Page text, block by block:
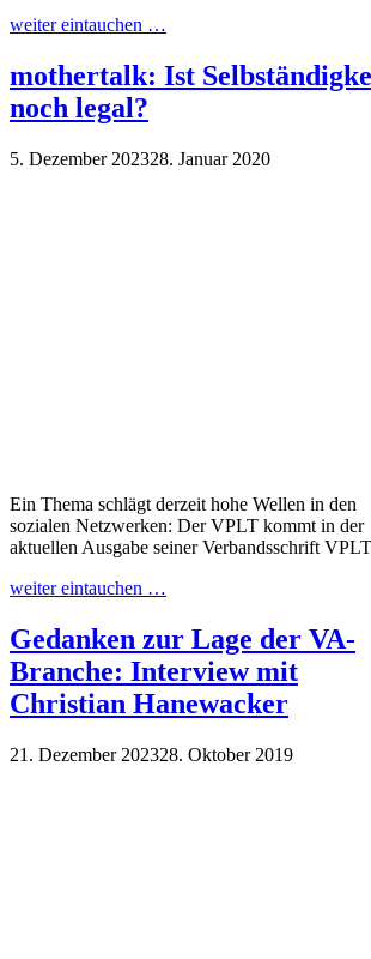
weiter eintauchen …
mothertalk: Ist
noch legal?
5. Dezember 202328. Januar 2020
Ein Thema schlägt derzeit hohe Wellen in den
sozialen Netzwerken: Der VPLT kommt in der
aktuellen Ausgabe seiner Verbandsschrift
weiter eintauchen …
Gedanken zur Lage der VA-
Branche: Interview mit
Christian Hanewacker
21. Dezember 202328. Oktober 2019